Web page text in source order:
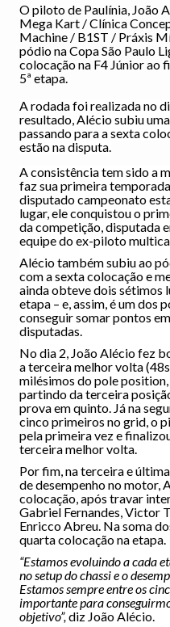
O piloto de Paulínia, João
Mega Kart / Clínica
Machine / B1ST / Práxis
pódio na Copa São Paulo
colocação na F4 Júnior ao
5ª etapa.
A rodada foi realizada no
resultado, Alécio subiu
passando para a sexta
estão na disputa.
A consistência tem sido a
faz sua primeira
disputado campeonato
lugar, ele conquistou o
da competição, disputada
equipe do ex-piloto
Alécio também subiu ao
com a sexta colocação e
ainda obteve dois sétimos
etapa – e, assim, é um dos
conseguir somar pontos
disputadas.
No dia 2, João Alécio fez
a terceira melhor volta
milésimos do pole
partindo da terceira
prova em quinto. Já na
cinco primeiros no grid, o
pela primeira vez e
terceira melhor volta.
Por fim, na terceira e
de desempenho no motor,
colocação, após travar
Gabriel Fernandes, Victor
Enricco Abreu. Na soma
quarta colocação na etapa.
“Estamos evoluindo a cada
no setup do chassi e o
Estamos sempre entre os
importante para
objetivo”,diz João Alécio.